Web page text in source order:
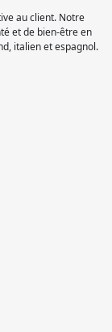
au client. Notre
et de bien-être en
italien et espagnol.